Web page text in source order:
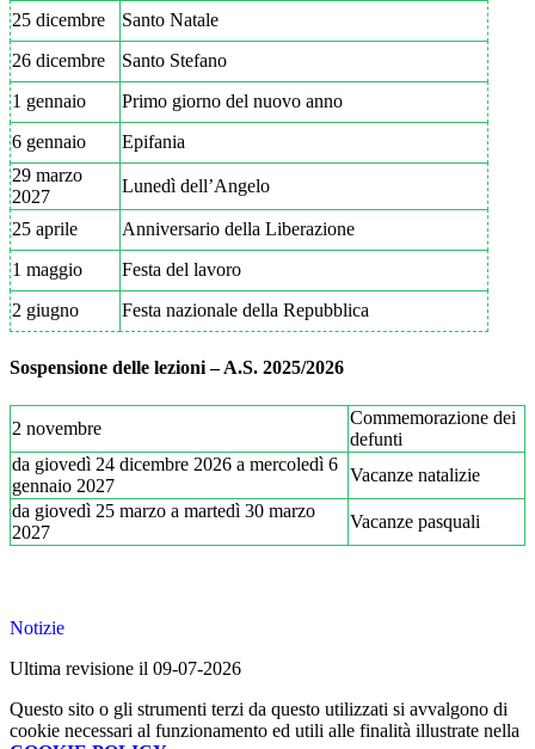
25 dicembre
Santo Natale
26 dicembre
Santo Stefano
1 gennaio
Primo giorno del nuovo anno
6 gennaio
Epifania
29 marzo
2027
Lunedì dell’Angelo
25 aprile
Anniversario della Liberazione
1 maggio
Festa del lavoro
2 giugno
Festa nazionale della Repubblica
Sospensione delle lezioni – A.S. 2025/2026
2 novembre
Commemorazione dei
defunti
da giovedì 24 dicembre 2026 a mercoledì 6
gennaio 2027
Vacanze natalizie
da giovedì 25 marzo a martedì 30 marzo
2027
Vacanze pasquali
Notizie
Ultima revisione il 09-07-2026
Questo sito o gli strumenti terzi da questo utilizzati si avvalgono di
cookie necessari al funzionamento ed utili alle finalità illustrate nella